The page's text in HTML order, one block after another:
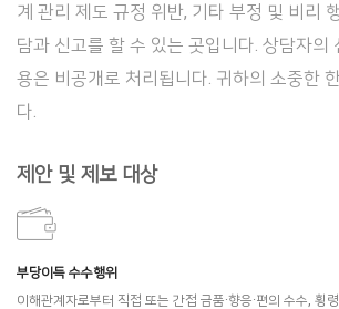
계 관리 제도 규정 위반, 기타 부정 및 비리
담과 신고를 할 수 있는 곳입니다. 상담자의
용은 비공개로 처리됩니다. 귀하의 소중한
다.
제안 및 제보 대상
부당이득 수수행위
이해관계자로부터 직접 또는 간접 금품∙향응·편의 수수, 횡